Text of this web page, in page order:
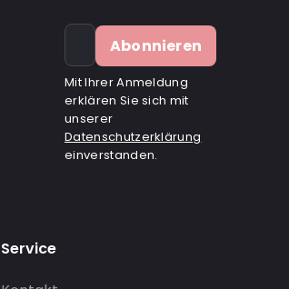
Abonnieren
Mit Ihrer Anmeldung
erklären Sie sich mit
unserer
Datenschutzerklärung
einverstanden.
Service